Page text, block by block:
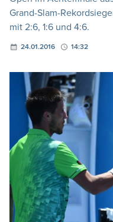
Grand-Slam-
mit 2:6, 1:6 und 4:6.
24.01.2016 14:32